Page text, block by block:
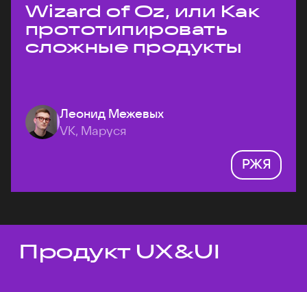
Wizard of Oz, или Как
прототипировать
сложные продукты
Леонид Межевых
VK, Маруся
РЖЯ
Темы докладов
Продукт UX&UI